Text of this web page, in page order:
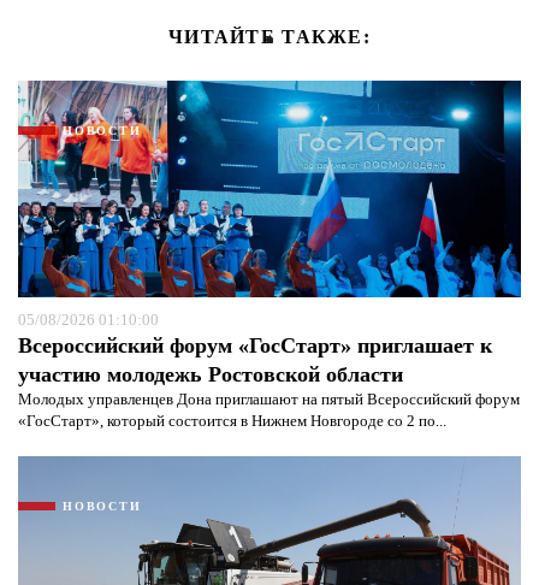
ЧИТАЙТЕ ТАКЖЕ:
НОВОСТИ
05/08/2026 01:10:00
Всероссийский форум «ГосСтарт» приглашает к
участию молодежь Ростовской области
Молодых управленцев Дона приглашают на пятый Всероссийский форум
«ГосСтарт», который состоится в Нижнем Новгороде со 2 по...
НОВОСТИ